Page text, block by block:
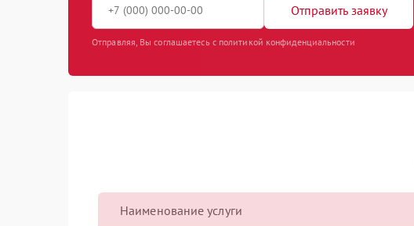
Отправить заявку
Отправляя, Вы соглашаетесь с политикой конфиденциальности
Наименование услуги